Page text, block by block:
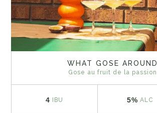
WHAT GOSE AROUND
Gose au fruit de la passion
4 IBU 5% ALC